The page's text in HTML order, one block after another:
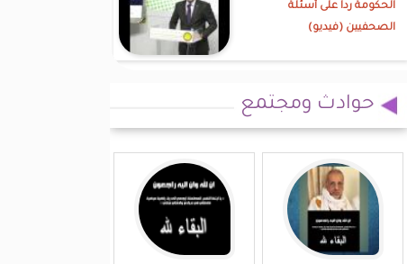
الحكومة ردا على أسئلة
الصحفيين (فيديو)
حوادث ومجتمع